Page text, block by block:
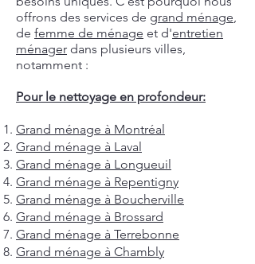
offrons des services de grand ménage,
de femme de ménage et d'entretien
ménager dans plusieurs villes,
notamment :
Pour le nettoyage en profondeur:
Grand ménage à Montréal
Grand ménage à Laval
Grand ménage à Longueuil
Grand ménage à Repentigny
Grand ménage à Boucherville
Grand ménage à Brossard
Grand ménage à Terrebonne
Grand ménage à Chambly